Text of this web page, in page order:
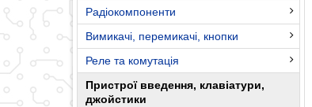
Радіокомпоненти
Вимикачі, перемикачі, кнопки
Реле та комутація
Пристрої введення, клавіатури,
джойстики